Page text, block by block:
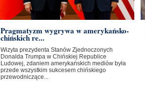
Pragmatyzm wygrywa w amerykańsko-
chińskich re...
Wizyta prezydenta Stanów Zjednoczonych
Donalda Trumpa w Chińskiej Republice
Ludowej, zdaniem amerykańskich mediów była
przede wszystkim sukcesem chińskiego
przewodniczące...